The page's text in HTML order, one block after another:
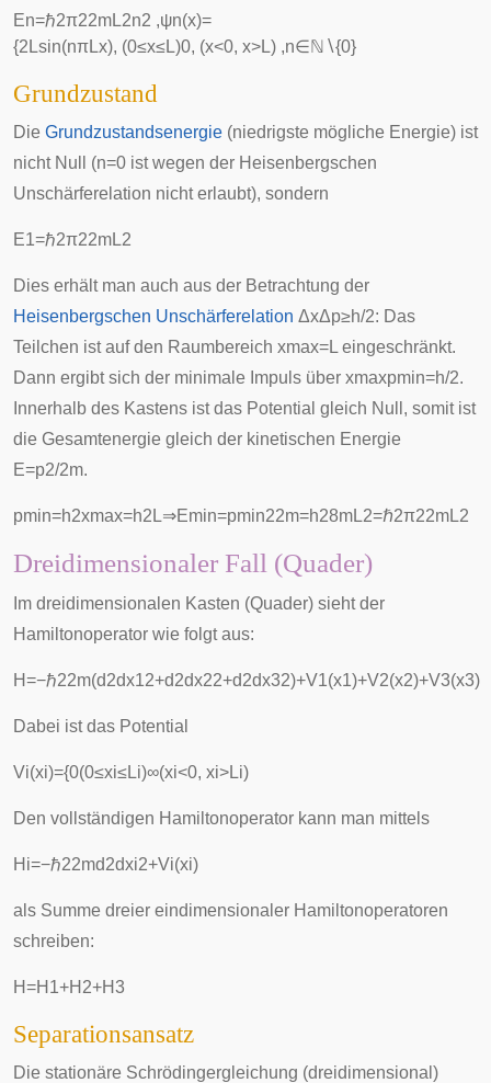
En=ℏ2π22mL2n2 ,ψn(x)=
{2 Lsin(nπLx), (0≤x≤L)0, (x<0, x>L) ,n∈ℕ ∖{0}
Grundzustand
Die Grundzustandsenergie (niedrigste mögliche Energie) ist
nicht Null (n=0 ist wegen der Heisenbergschen
Unschärferelation nicht erlaubt), sondern
E1=ℏ2π22mL2
Dies erhält man auch aus der Betrachtung der
Heisenbergschen Unschärferelation ΔxΔp≥h/2: Das
Teilchen ist auf den Raumbereich xmax=L eingeschränkt.
Dann ergibt sich der minimale Impuls über xmaxpmin=h/2.
Innerhalb des Kastens ist das Potential gleich Null, somit ist
die Gesamtenergie gleich der kinetischen Energie
E=p2/2m.
pmin=h2xmax=h2 L⇒Emin=pmin22m=h28mL2=ℏ2π22mL2
Dreidimensionaler Fall (Quader)
Im dreidimensionalen Kasten (Quader) sieht der
Hamiltonoperator wie folgt aus:
H=−ℏ22m(d2dx12+d2dx22+d2dx32)+V1(x1)+V2(x2)+V3(x3)
Dabei ist das Potential
Vi(xi)={0(0≤xi≤Li)∞(xi<0, xi>Li)
Den vollständigen Hamiltonoperator kann man mittels
H i=−ℏ22md2dxi2+Vi(xi)
als Summe dreier eindimensionaler Hamiltonoperatoren
schreiben:
H=H 1+H 2+H3
Separationsansatz
Die stationäre Schrödingergleichung (dreidimensional)